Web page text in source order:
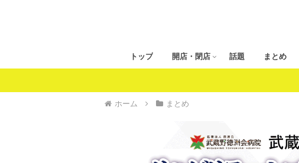
トップ 開店・閉店 話題 まとめ
ホーム まとめ